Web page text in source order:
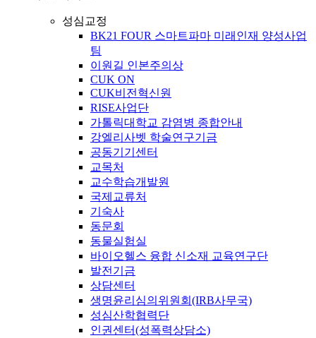
성심교정
BK21 FOUR 스마트파마 미래인재 양성사업
팀
이원길 인본주의상
CUK ON
CUK비전혁신원
RISE사업단
가톨릭대학교 감염병 종합안내
강엘리사벳 학술연구기금
공동기기센터
교목처
교수학습개발원
국제교류처
기숙사
동문회
동물실험실
바이오헬스 융합 신소재 교육연구단
발전기금
상담센터
생명윤리심의위원회(IRB사무국)
성심산학협력단
인권센터(성폭력상담소)